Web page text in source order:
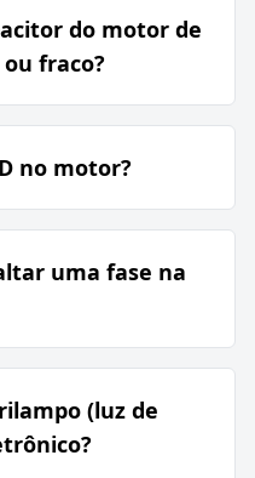
do motor de
fraco?
no motor?
uma fase na
(luz de